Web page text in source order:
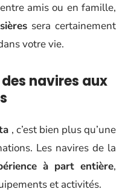
amis ou en famille,
sera certainement
votre vie.
navires aux
, c’est bien plus qu’une
Les navires de la
à part entière,
et activités.